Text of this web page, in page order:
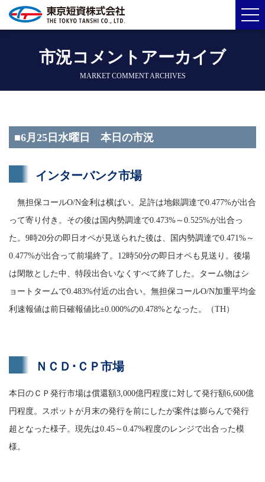
市況コメントアーカイブ
MARKET COMMENT ARCHIVES
■6月25日水曜日 本日の市況
インターバンク市場
無担保コールO/N金利は横ばい。足許は地銀調達で0.477%が出合
って寄り付き。その後は国内勢調達で0.473%～0.525%が出合っ
た。9時20分の即日オペが見送られた後は、国内勢調達で0.471%～
0.477%が出合って前場終了。12時50分の即日オペも見送り。後場
は閑散とした中、特段出合いなくすべて終了した。ターム物はシ
ョートタームで0.483%付近の出合い。無担保コールO/N加重平均金
利速報値は前日確報値比±0.000%の0.478%となった。（TH）
ＮＣＤ･ＣＰ市場
本日のＣＰ発行市場は償還額3,000億円程度に対して発行額6,600億
円程度。スポットが月末の発行を前にしたが案件は膨らんで発行
超となった様子。現先は0.45～0.47%程度のレンジで出合った模
様。